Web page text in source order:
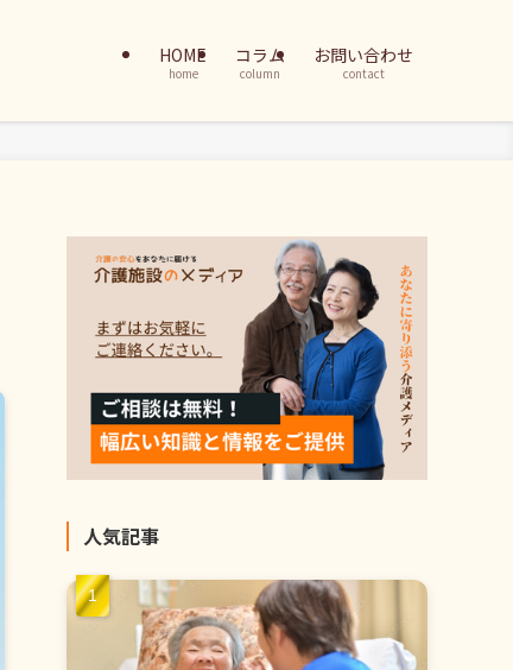
HOME
home
コラム
column
お問い合わせ
contact
人気記事